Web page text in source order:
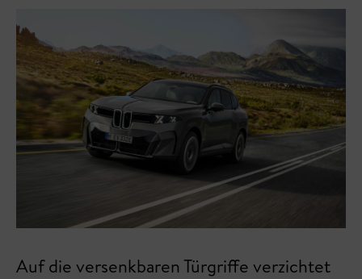
Auf die versenkbaren Türgriffe verzichtet